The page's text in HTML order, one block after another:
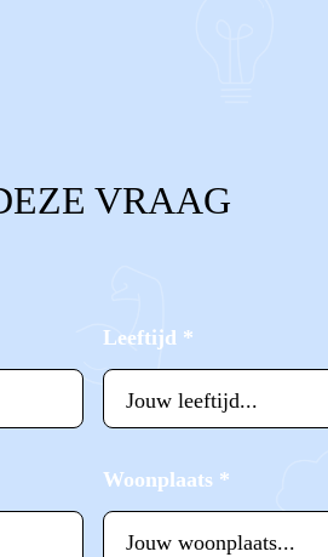
VRAAG
Leeftijd *
Woonplaats *